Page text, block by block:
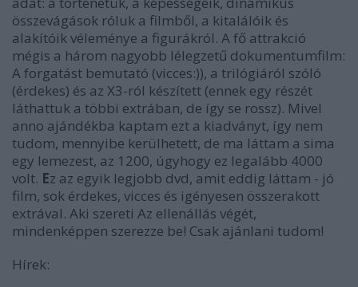
összevágások róluk a filmből, a kitalálóik és
alakítóik véleménye a figurákról. A fő attrakció
mégis a három nagyobb lélegzetű dokumentumfilm:
A forgatást bemutató (vicces:)), a trilógiáról szóló
(érdekes) és az X3-ról készített (ennek egy részét
láthattuk a többi extrában, de így se rossz). Mivel
anno ajándékba kaptam ezt a kiadványt, így nem
tudom, mennyibe kerülhetett, de ma láttam a sima
egy lemezest, az 1200, úgyhogy ez legalább 4000
volt. Ez az egyik legjobb dvd, amit eddig láttam - jó
film, sok érdekes, vicces és igényesen összerakott
extrával. Aki szereti Az ellenállás végét,
mindenképpen szerezze be! Csak ajánlani tudom!
Hírek: